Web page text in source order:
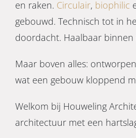
en raken. Circulair, biophilic
gebouwd. Technisch tot in
doordacht. Haalbaar
Maar boven alles:
wat een gebouw kloppend
Welkom bij Houweling
architectuur met een